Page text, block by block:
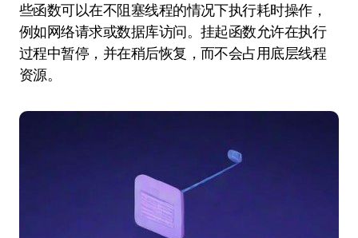
些函数可以在不阻塞线程的情况下执行耗时操作，
例如网络请求或数据库访问。挂起函数允许在执行
过程中暂停，并在稍后恢复，而不会占用底层线程
资源。